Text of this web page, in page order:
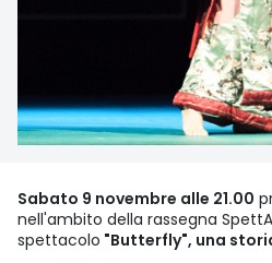
Sabato 9 novembre alle 21.00
nell'ambito della rassegna
spettacolo "Butterfly", una